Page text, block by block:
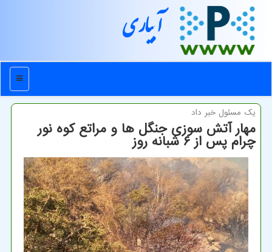
آبیاری
منو
یك مسئول خبر داد
مهار آتش سوزی جنگل ها و مراتع كوه نور
چرام پس از ۶ شبانه روز